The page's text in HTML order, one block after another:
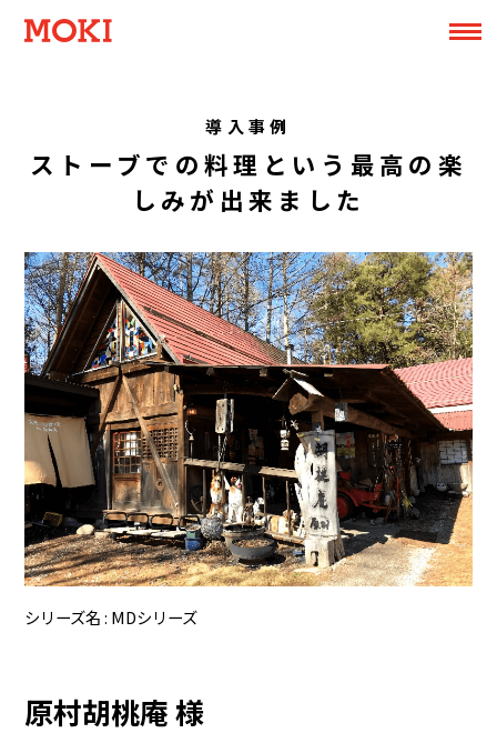
導入事例
ストーブでの料理という最高の楽
しみが出来ました
シリーズ名 MDシリーズ
原村胡桃庵 様